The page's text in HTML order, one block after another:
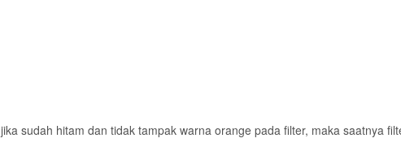
sudah hitam dan tidak tampak warna orange pada filter, maka saatnya